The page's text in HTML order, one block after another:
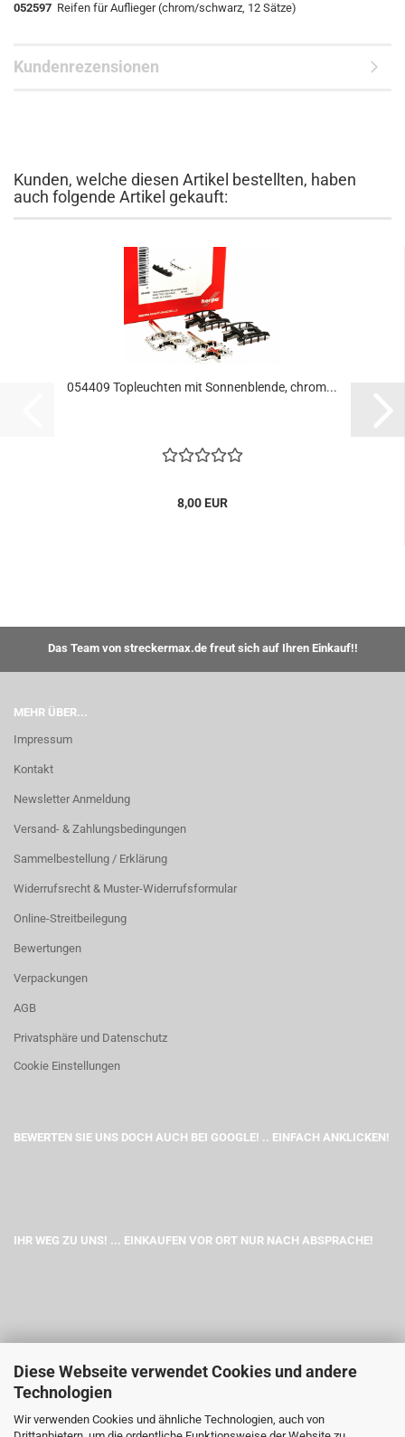
Diese Webseite verwendet Cookies und andere
Technologien
Wir verwenden Cookies und ähnliche Technologien, auch von
052597 Reifen für Auflieger (chrom/schwarz, 12 Sätze)
Kundenrezensionen
Kunden, welche diesen Artikel bestellten, haben
auch folgende Artikel gekauft:
054409 Topleuchten mit Sonnenblende, chrom...
8,00 EUR
Das Team von streckermax.de freut sich auf Ihren Einkauf!!
MEHR ÜBER...
Impressum
Kontakt
Newsletter Anmeldung
Versand- & Zahlungsbedingungen
Sammelbestellung / Erklärung
Widerrufsrecht & Muster-Widerrufsformular
Online-Streitbeilegung
Bewertungen
Verpackungen
AGB
Privatsphäre und Datenschutz
Cookie Einstellungen
BEWERTEN SIE UNS DOCH AUCH BEI GOOGLE! .. EINFACH ANKLICKEN!
IHR WEG ZU UNS! ... EINKAUFEN VOR ORT NUR NACH ABSPRACHE!